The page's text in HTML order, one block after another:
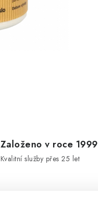
Založeno v roce 1999
Kvalitní služby přes 25 let